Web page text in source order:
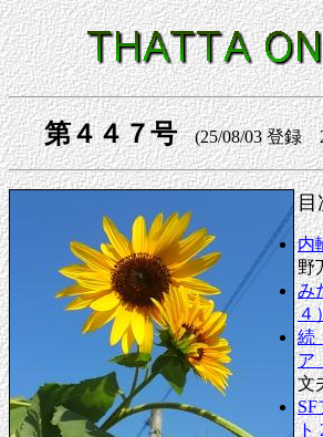
第４４７号(25/08/03 登録
目
内
野
み
４
続
ア
文
ト